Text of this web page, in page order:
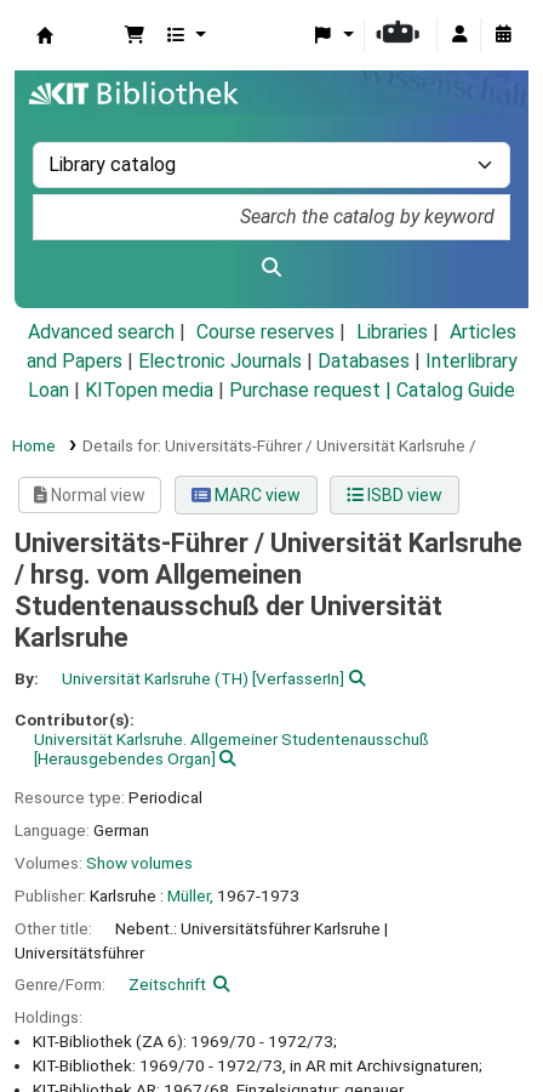
Advanced search Course reserves Libraries
Articles
and Papers
Electronic Journals Databases
Interlibrary
Loan
KITopen media Purchase request | Catalog Guide
Home Details for: Universitäts-Führer / Universität Karlsruhe /
Normal view MARC view ISBD view
Universitäts-Führer / Universität Karlsruhe
/ hrsg. vom Allgemeinen
Studentenausschuß der Universität
Karlsruhe
By: Universität Karlsruhe (TH) [VerfasserIn]
Contributor(s):
Universität Karlsruhe. Allgemeiner Studentenausschuß
[Herausgebendes Organ]
Resource type: Periodical
Language: German
Volumes: Show volumes
Publisher: Karlsruhe : Müller, 1967-1973
Other title:
Nebent.: Universitätsführer Karlsruhe
Universitätsführer
Genre/Form:
Zeitschrift
Holdings:
KIT-Bibliothek (ZA 6): 1969/70 - 1972/73;
KIT-Bibliothek: 1969/70 - 1972/73, in AR mit Archivsignaturen;